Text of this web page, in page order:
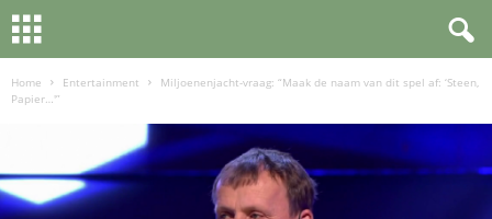
Home Entertainment
Miljoenenjacht-vraag: “Maak de naam van dit spel af: ‘Steen,
Papier…'”